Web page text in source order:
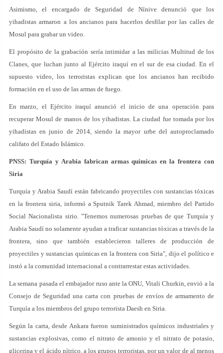
Asimismo, el encargado de Seguridad de Nínive denunció que los
yihadistas armaron a los ancianos para hacerlos desfilar por las calles de
Mosul para grabar un video.
El propósito de la grabación sería intimidar a las milicias Multitud de los
Clanes, que luchan junto al Ejército iraquí en el sur de esa ciudad. En el
supuesto video, los terroristas explican que los ancianos han recibido
formación en el uso de las armas de fuego.
En marzo, el Ejército iraquí anunció el inicio de una operación para
recuperar Mosul de manos de los yihadistas. La ciudad fue tomada por los
yihadistas en junio de 2014, siendo la mayor urbe del autoproclamado
califato del Estado Islámico.
PNSS: Turquía y Arabia fabrican armas químicas en la frontera con
Siria
Turquía y Arabia Saudí están fabricando proyectiles con sustancias tóxicas
en la frontera siria, informó a Sputnik Tarek Ahmad, miembro del Partido
Social Nacionalista sirio. "Tenemos numerosas pruebas de que Turquía y
Arabia Saudí no solamente ayudan a traficar sustancias tóxicas a través de la
frontera, sino que también establecieron talleres de producción de
proyectiles y sustancias químicas en la frontera con Siria", dijo el político e
instó a la comunidad internacional a contrarrestar estas actividades.
La semana pasada el embajador ruso ante la ONU, Vitali Churkin, envió a la
Consejo de Seguridad una carta con pruebas de envíos de armamento de
Turquía a los miembros del grupo terrorista Daesh en Siria.
Según la carta, desde Ankara fueron suministrados químicos industriales y
sustancias explosivas, como el nitrato de amonio y el nitrato de potasio,
glicerina y el ácido nítrico, a los grupos terroristas, por un valor de al menos